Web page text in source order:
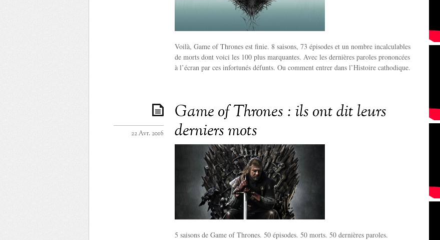
Voilà, Game of Thrones est finie. 8 saisons, 73 épisodes et un nombre incalculables
de morts dont voici les 100 plus marquantes. Avec les dernières paroles prononcées
à l’écran par ces infortunés défunts. Ou comment entrer dans l’Histoire cathodique.
Game of Thrones : ils ont dit leurs
derniers mots
22 Avr. 2016
5 saisons de Game of Thrones. 50 épisodes. 50 morts. 50 dernières paroles.